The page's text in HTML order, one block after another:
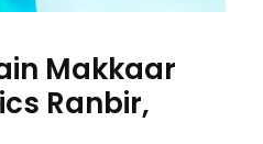
Makkaar
Ranbir,